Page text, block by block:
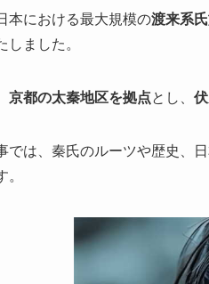
本における最大規模の渡来系
しました。
京都の太秦地区を拠点とし、
では、秦氏のルーツや歴史、
。